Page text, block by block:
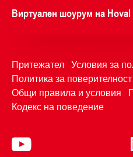
Виртуален шоурум на Hoval
Притежател
Условия за
Политика за поверителност
Общи правила и условия
Кодекс на поведение